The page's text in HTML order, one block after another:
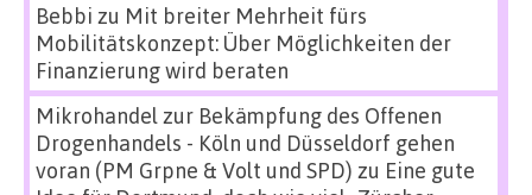
Bebbi zu Mit breiter Mehrheit fürs
Mobilitätskonzept: Über Möglichkeiten der
Finanzierung wird beraten
Mikrohandel zur Bekämpfung des Offenen
Drogenhandels - Köln und Düsseldorf gehen
voran (PM Grpne & Volt und SPD) zu Eine gute